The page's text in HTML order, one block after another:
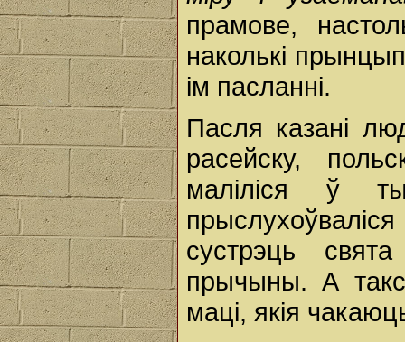
прамове,
наколькі
ім пасланні.
Пасля казані
расейску,
маліліся ў
сустрэць
прычыны. А
маці, якія